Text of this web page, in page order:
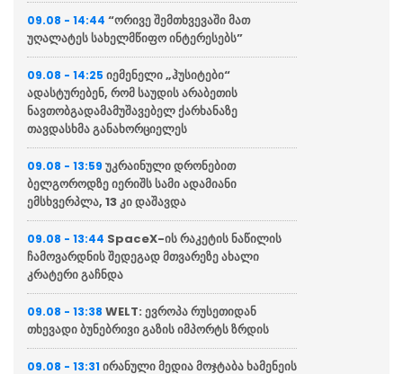
09.08 - 14:44 “ორივე შემთხვევაში მათ
უღალატეს სახელმწიფო ინტერესებს”
09.08 - 14:25 იემენელი „ჰუსიტები“
ადასტურებენ, რომ საუდის არაბეთის
ნავთობგადამამუშავებელ ქარხანაზე
თავდასხმა განახორციელეს
09.08 - 13:59 უკრაინული დრონებით
ბელგოროდზე იერიშს სამი ადამიანი
ემსხვერპლა, 13 კი დაშავდა
09.08 - 13:44 SpaceX-ის რაკეტის ნაწილის
ჩამოვარდნის შედეგად მთვარეზე ახალი
კრატერი გაჩნდა
09.08 - 13:38 WELT: ევროპა რუსეთიდან
თხევადი ბუნებრივი გაზის იმპორტს ზრდის
09.08 - 13:31 ირანული მედია მოჯტაბა ხამენეის